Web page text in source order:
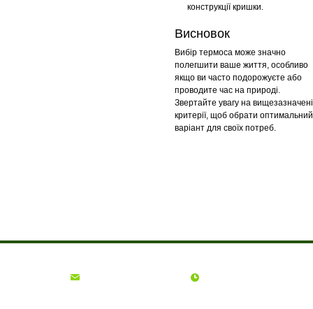
конструкції кришки.
Висновок
Вибір термоса може значно
полегшити ваше життя, особливо
якщо ви часто подорожуєте або
проводите час на природі.
Звертайте увагу на вищезазначені
критерії, щоб обрати оптимальний
варіант для своїх потреб.